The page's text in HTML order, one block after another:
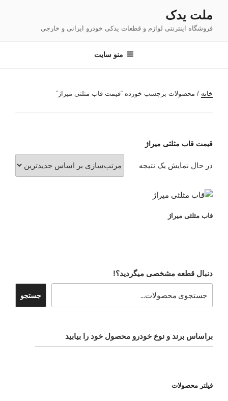
محتوا
ملت یدک
فروشگاه اینترنتی لوازم و قطعات یدکی خودرو ایرانی و خارجی
منو سایت
خانه / محصولات برچسب خورده “قیمت قاب مثلثی میراژ”
قیمت قاب مثلثی میراژ
در حال نمایش یک نتیجه
قاب مثلثی میراژ
دنبال قطعه مشخصی میگردید؟!
جستجو
براساس برند و نوع خودرو محصول خود را بیابید
فیلتر محصولات